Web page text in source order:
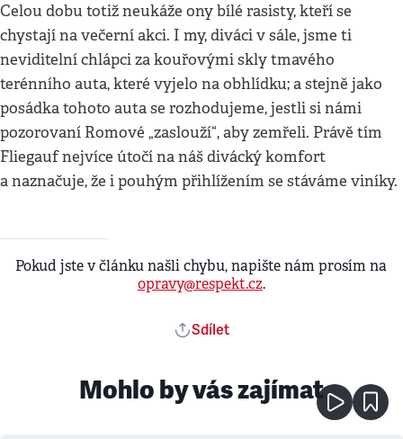
Celou dobu totiž neukáže ony bílé rasisty, kteří se
chystají na večerní akci. I my, diváci v sále, jsme ti
neviditelní chlápci za kouřovými skly tmavého
terénního auta, které vyjelo na obhlídku; a stejně jako
posádka tohoto auta se rozhodujeme, jestli si námi
pozorovaní Romové „zaslouží“, aby zemřeli. Právě tím
Fliegauf nejvíce útočí na náš divácký komfort
a naznačuje, že i pouhým přihlížením se stáváme viníky.
Pokud jste v článku našli chybu, napište nám prosím na
opravy@respekt.cz.
Sdílet
Mohlo by vás zajímat